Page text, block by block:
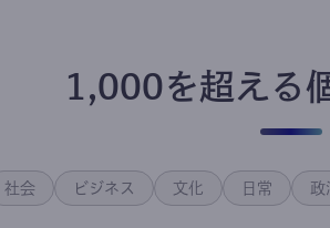
1,000を超える
社会 ビジネス 文化 日常 政